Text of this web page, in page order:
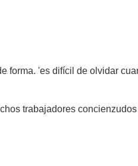
forma. 'es difícil de olvidar
trabajadores